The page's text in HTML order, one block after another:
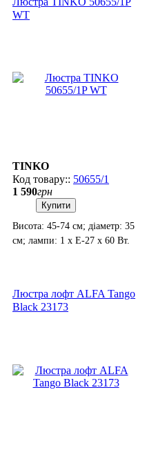
WT
TINKO
50655/1
1 590грн
Купити
Висота: 45-74 см; діаметр: 35
см; лампи: 1 х Е-27 х 60 Вт.
Люстра лофт ALFA Tango
Black 23173